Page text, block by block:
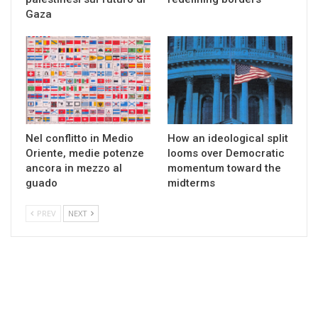
Gaza
Nel conflitto in Medio
Oriente, medie potenze
ancora in mezzo al
guado
How an ideological split
looms over Democratic
momentum toward the
midterms
PREV NEXT